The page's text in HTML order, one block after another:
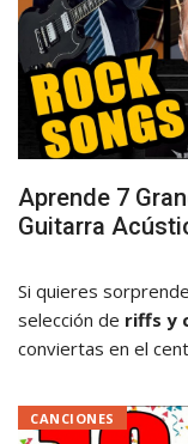
Aprende 7
Guitarra
Si quieres
selección de riffs y
conviertas en el
CANCIONES